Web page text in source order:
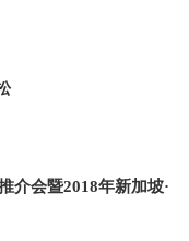
介会暨2018年新加坡·